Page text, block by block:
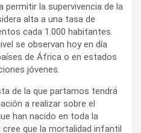
permitir la supervivencia de la
alta a una tasa de
cada 1.000 habitantes.
se observan hoy en día
de África o en estados
jóvenes.
de la que partamos tendrá
a realizar sobre el
han nacido en toda la
cree que la mortalidad infantil